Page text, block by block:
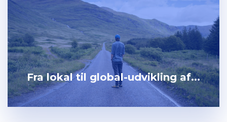
Fra lokal til global-udvikling af...